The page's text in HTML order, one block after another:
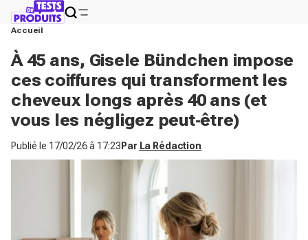
Accueil
À 45 ans, Gisele Bündchen impose
ces coiffures qui transforment les
cheveux longs après 40 ans (et
vous les négligez peut‑être)
Publié le 17/02/26 à 17:23 Par La Rédaction